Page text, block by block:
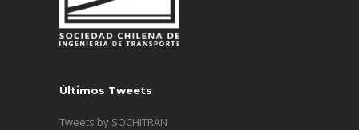
Últimos Tweets
Tweets by SOCHITRAN